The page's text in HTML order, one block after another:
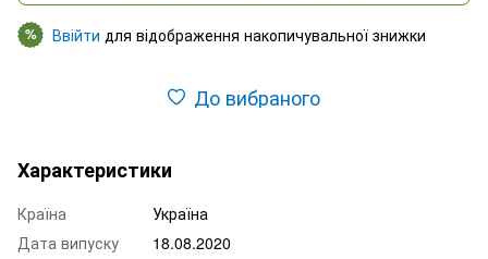
% Ввійти для відображення накопичувальної знижки
До вибраного
Характеристики
Країна
Україна
Дата випуску
18.08.2020